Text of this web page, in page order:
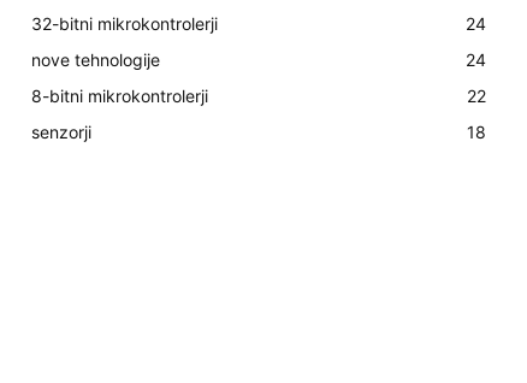
32-bitni mikrokontrolerji
24
nove tehnologije
24
8-bitni mikrokontrolerji
22
senzorji
18